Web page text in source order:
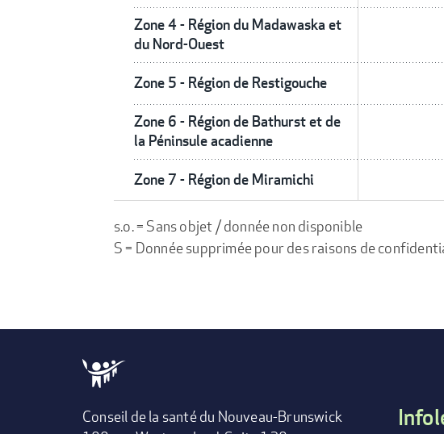
Zone 4 - Région du Madawaska et
du Nord-Ouest
Zone 5 - Région de Restigouche
Zone 6 - Région de Bathurst et de
la Péninsule acadienne
Zone 7 - Région de Miramichi
s.o. = Sans objet / donnée non disponible
S = Donnée supprimée pour des raisons de
Conseil de la santé du Nouveau-Brunswick